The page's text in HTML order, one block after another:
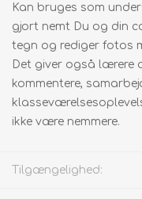
Kan bruges som
gjort nemt Du og din
tegn og rediger fotos
Det giver også lærere
kommentere,
ikke være nemmere.
Tilgængelighed: